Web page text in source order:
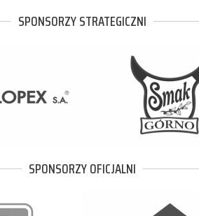
SPONSORZY STRATEGICZNI
SPONSORZY OFICJALNI